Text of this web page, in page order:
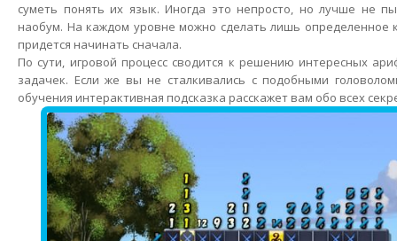
суметь понять их язык. Иногда это непросто, но лучше не
наобум. На каждом уровне можно сделать лишь определенное
придется начинать сначала.
По сути, игровой процесс сводится к решению интересных
задачек. Если же вы не сталкивались с подобными
обучения интерактивная подсказка расскажет вам обо всех